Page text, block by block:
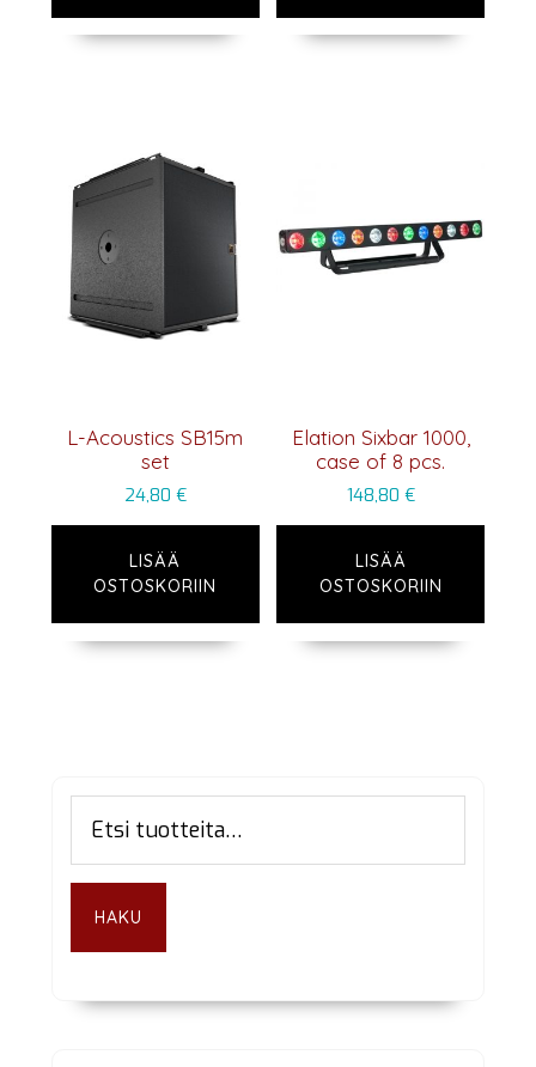
L-Acoustics SB15m
set
24,80 €
LISÄÄ
OSTOSKORIIN
Elation Sixbar 1000,
case of 8 pcs.
148,80 €
LISÄÄ
OSTOSKORIIN
Ensisijainen
sivupalkki
HAKU